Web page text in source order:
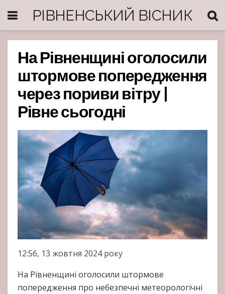
РІВНЕНСЬКИЙ ВІСНИК
На Рівненщині оголосили
штормове попередження
через пориви вітру |
Рівне сьогодні
12:56, 13 жовтня 2024 року
На Рівненщині оголосили штормове
попередження про небезпечні метеорологічні